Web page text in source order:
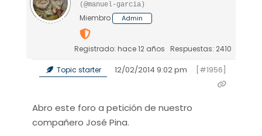
(@manuel-garcia)
Miembro Admin
Registrado: hace 12 años Respuestas: 2410
Topic starter 12/02/2014 9:02 pm [#1956]
Abro este foro a petición de nuestro
compañero José Pina.